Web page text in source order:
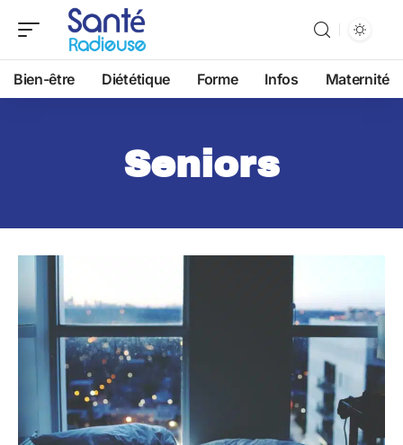
Bien-être Diététique Forme Infos Maternité
Seniors